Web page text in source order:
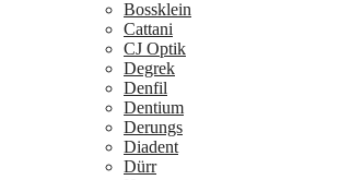
Bossklein
Cattani
CJ Optik
Degrek
Denfil
Dentium
Derungs
Diadent
Dürr